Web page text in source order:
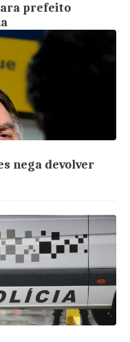
prefeito
nega devolver